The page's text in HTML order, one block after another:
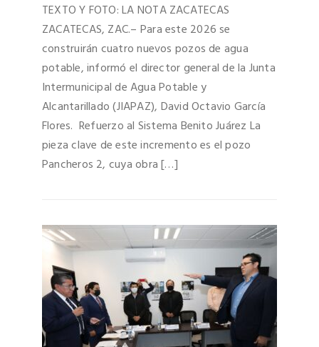
TEXTO Y FOTO: LA NOTA ZACATECAS
ZACATECAS, ZAC.– Para este 2026 se
construirán cuatro nuevos pozos de agua
potable, informó el director general de la Junta
Intermunicipal de Agua Potable y
Alcantarillado (JIAPAZ), David Octavio García
Flores. Refuerzo al Sistema Benito Juárez La
pieza clave de este incremento es el pozo
Pancheros 2, cuya obra […]